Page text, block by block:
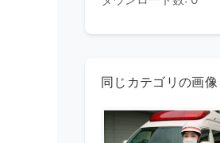
同じカテゴリの画像